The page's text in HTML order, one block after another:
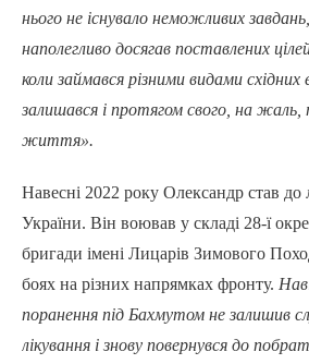
нього не існувало неможливих
наполегливо досягав поставлених
коли займався різними видами
залишався і протягом свого, на жаль,
життя».
Навесні 2022 року Олександр став
України. Він воював у складі 28-ї
бригади імені Лицарів Зимового
боях на різних напрямках фронту.
поранення під Бахмутом не залишив
лікування і знову повернувся до